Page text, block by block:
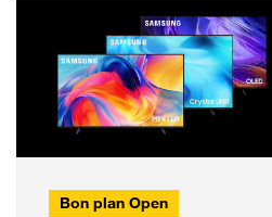
Bon plan Open